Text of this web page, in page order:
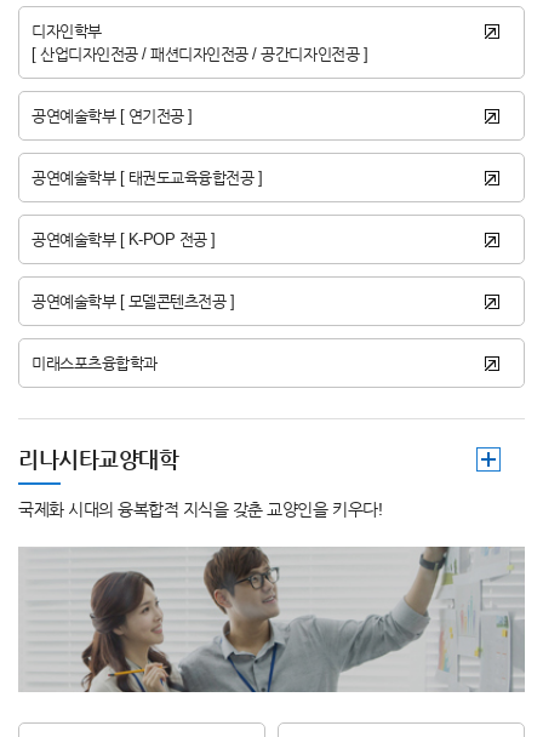
디자인학부
[ 산업디자인전공 / 패션디자인전공 / 공간디자인전공 ]
공연예술학부 [ 연기전공 ]
공연예술학부 [ 태권도교육융합전공 ]
공연예술학부 [ K-POP 전공 ]
공연예술학부 [ 모델콘텐츠전공 ]
미래스포츠융합학과
리나시타교양대학
국제화 시대의 융복합적 지식을 갖춘 교양인을 키우다!